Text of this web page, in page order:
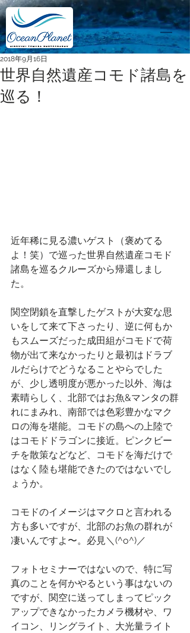
世界自然遺産コモド諸島を
巡る！
2018年9月16日
近年稀に見る濃いゲスト（褒めてる
よ！笑）で巡った世界自然遺産コモド
諸島を巡るクルーズから帰還しまし
た。
関空閉鎖を直撃したゲストが大変な思
いをして来て下さったり、逆に何もか
もスムーズだった成田組がコモドで荷
物が出て来なかったりと最初はドラブ
ルだらけでどうなることやらでした
が、少し透明度が悪かった以外、海は
素晴らしく、北部ではお魚&マンタの群
れにまみれ、南部では色彩豊かなマク
ロの海を堪能。コモドの島への上陸で
はコモドドラゴンに接近。ピンクビー
チを散策などなど、コモドを海だけで
はなく陸も堪能できたのではないでし
ょうか。
コモドのイメージはマクロと言われる
方も多いですが、北部のお魚の群れが
凄いんですよ〜。必見＼(^o^)／
フォトセミナーではないので、特に写
真のことを何かやるという事はないの
ですが、関空に送ってしまってピック
アップできなかったカメラ機材や、ワ
イコン、リングライト、大光量ライト